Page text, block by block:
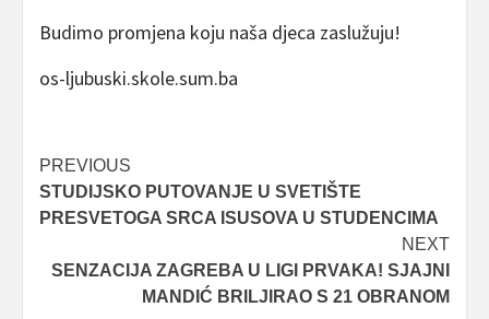
Budimo promjena koju naša djeca zaslužuju!
os-ljubuski.skole.sum.ba
Post
navigation
PREVIOUS
STUDIJSKO PUTOVANJE U SVETIŠTE
PRESVETOGA SRCA ISUSOVA U STUDENCIMA
NEXT
SENZACIJA ZAGREBA U LIGI PRVAKA! SJAJNI
MANDIĆ BRILJIRAO S 21 OBRANOM